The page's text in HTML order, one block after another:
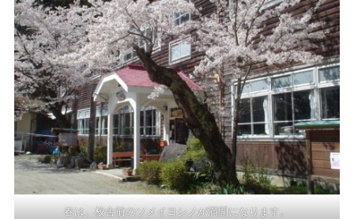
春は、校舎前のソメイヨシノが満開になります。